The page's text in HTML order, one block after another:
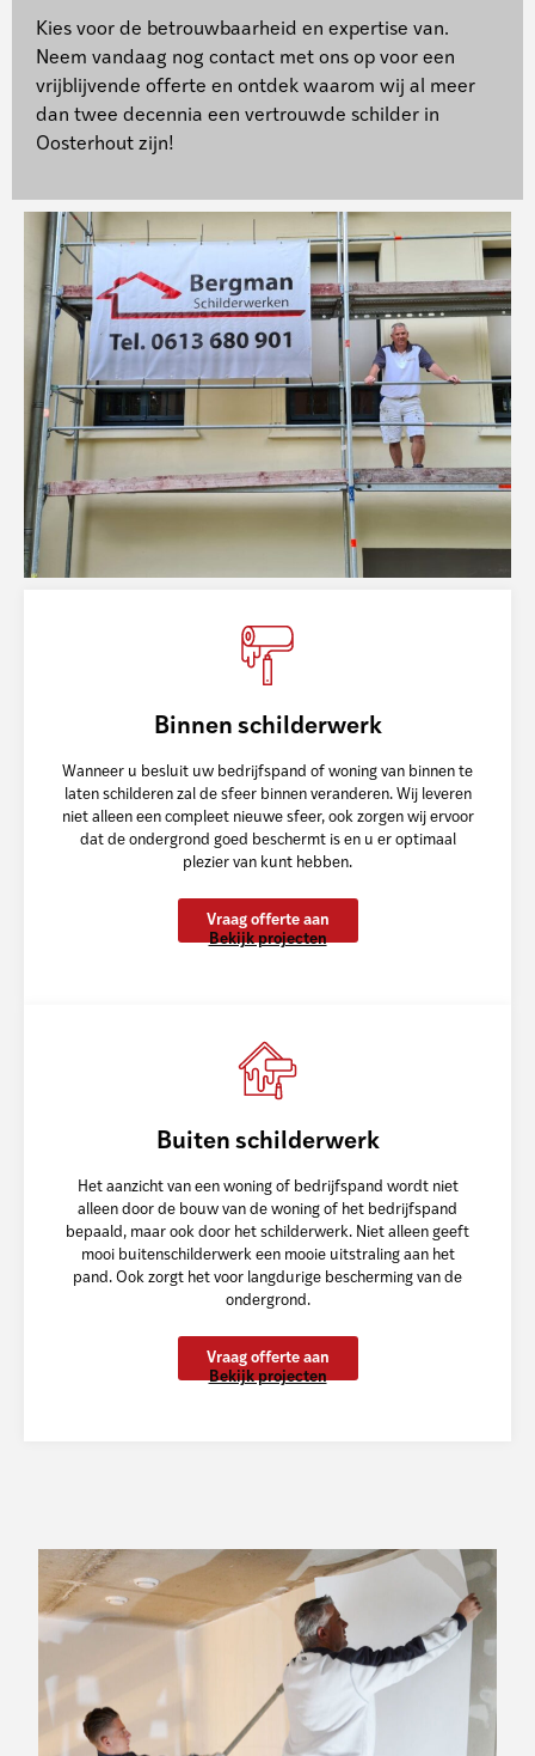
Kies voor de betrouwbaarheid en expertise van.
Neem vandaag nog contact met ons op voor een
vrijblijvende offerte en ontdek waarom wij al meer
dan twee decennia een vertrouwde schilder in
Oosterhout zijn!
Binnen schilderwerk
Wanneer u besluit uw bedrijfspand of woning van binnen te
laten schilderen zal de sfeer binnen veranderen. Wij leveren
niet alleen een compleet nieuwe sfeer, ook zorgen wij ervoor
dat de ondergrond goed beschermt is en u er optimaal
plezier van kunt hebben.
Vraag offerte aan
Bekijk projecten
Buiten schilderwerk
Het aanzicht van een woning of bedrijfspand wordt niet
alleen door de bouw van de woning of het bedrijfspand
bepaald, maar ook door het schilderwerk. Niet alleen geeft
mooi buitenschilderwerk een mooie uitstraling aan het
pand. Ook zorgt het voor langdurige bescherming van de
ondergrond.
Vraag offerte aan
Bekijk projecten